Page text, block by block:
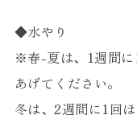
◆水やり
※春-夏は、1週間に
あげてください。
冬は、2週間に1回